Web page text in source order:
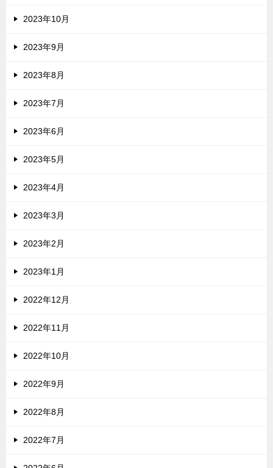
2023年10月
2023年9月
2023年8月
2023年7月
2023年6月
2023年5月
2023年4月
2023年3月
2023年2月
2023年1月
2022年12月
2022年11月
2022年10月
2022年9月
2022年8月
2022年7月